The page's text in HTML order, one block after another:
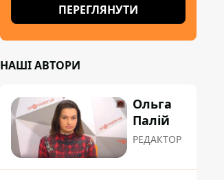
ПЕРЕГЛЯНУТИ
НАШІ АВТОРИ
Ольга
Палій
РЕДАКТОР